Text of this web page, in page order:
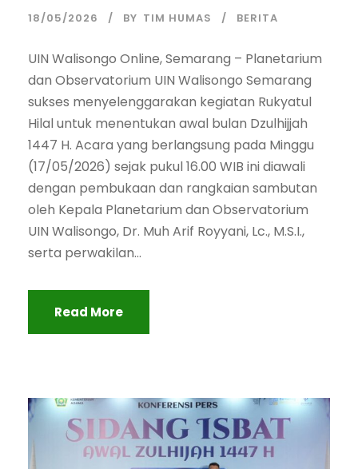
18/05/2026 BY TIM HUMAS BERITA
UIN Walisongo Online, Semarang – Planetarium
dan Observatorium UIN Walisongo Semarang
sukses menyelenggarakan kegiatan Rukyatul
Hilal untuk menentukan awal bulan Dzulhijjah
1447 H. Acara yang berlangsung pada Minggu
(17/05/2026) sejak pukul 16.00 WIB ini diawali
dengan pembukaan dan rangkaian sambutan
oleh Kepala Planetarium dan Observatorium
UIN Walisongo, Dr. Muh Arif Royyani, Lc., M.S.I.,
serta perwakilan...
Read More